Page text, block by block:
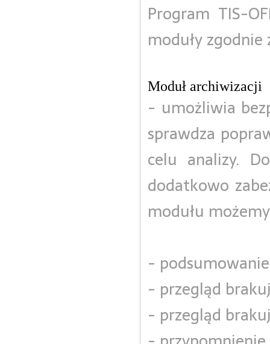
Program TIS-
moduły
Moduł archiwizacji
- umożliwia
sprawdza
celu analizy.
dodatkowo
modułu
-
- przegląd
- przegląd